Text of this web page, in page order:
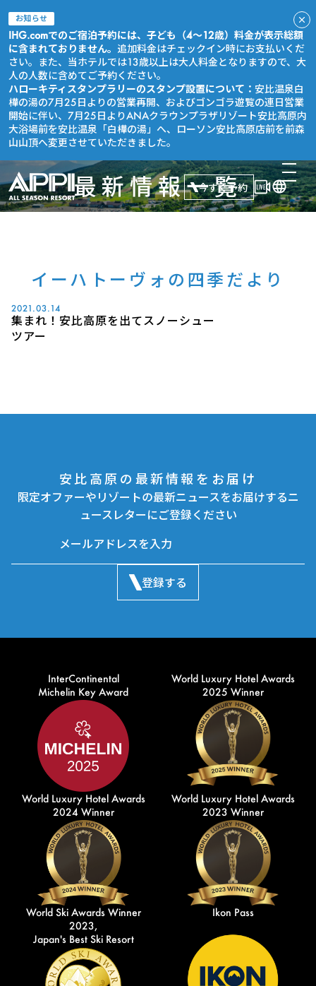
お知らせ
IHG.comでのご宿泊予約には、子ども（4～12歳）料金が表示総額
に含まれておりません。 追加料金はチェックイン時にお支払いくだ
さい。また、当ホテルでは13歳以上は大人料金となりますので、大
人の人数に含めてご予約ください。
ハローキティスタンプラリーのスタンプ設置について： 安比温泉白
樺の湯の7月25日よりの営業再開、およびゴンゴラ遊覧の連日営業
開始に伴い、7月25日よりANAクラウンプラザリゾート安比高原内
大浴場前を安比温泉「白樺の湯」へ、ローソン安比高原店前を前森
山山頂へ変更させていただきました。
今すぐ予約
最新情報一覧
イーハトーヴォの四季だより
2021.03.14
集まれ！安比高原を出てスノーシュー
ツアー
安比高原の最新情報をお届け
限定オファーやリゾートの最新ニュースをお届けするニ
ュースレターにご登録ください
登録する
InterContinental
Michelin Key Award
World Luxury Hotel Awards
2025 Winner
World Luxury Hotel Awards
2024 Winner
World Luxury Hotel Awards
2023 Winner
World Ski Awards Winner
2023,
Japan's Best Ski Resort
Ikon Pass